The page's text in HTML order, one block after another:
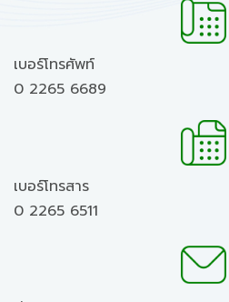
เบอร์โทรศัพท์
0 2265 6689
เบอร์โทรสาร
0 2265 6511